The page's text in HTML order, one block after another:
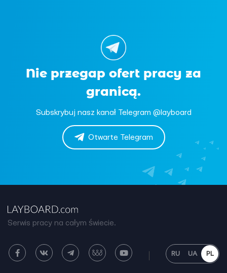
Nie przegap ofert pracy za
granicą.
Subskrybuj nasz kanał Telegram @layboard
Otwarte Telegram
Serwis pracy na całym świecie.
RU UA PL